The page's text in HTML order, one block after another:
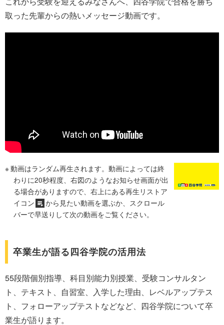
取った先輩からの熱いメッセージ動画です。
動画はランダム再生されます。動画によっては終
わりに20秒程度、右図のようなお知らせ画面が出
る場合がありますので、右上にある再生リストア
イコン
から見たい動画を選ぶか、スクロール
バーで早送りして次の動画をご覧ください。
卒業生が語る四谷学院の活用法
55段階個別指導、科目別能力別授業、受験コンサルタン
ト、テキスト、自習室、入学した理由、レベルアップテス
ト、フォローアップテストなどなど、四谷学院について卒
業生が語ります。